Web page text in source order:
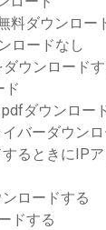
料ダウンロー
ロードなし
ウンロード
ド
pdfダウンロー
バーダウンロ
るときにIP
ロードする
ドする